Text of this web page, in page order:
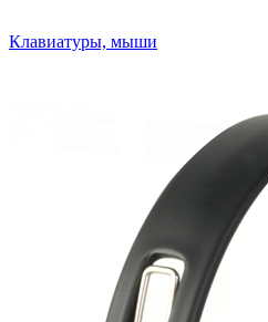
Клавиатуры, мыши